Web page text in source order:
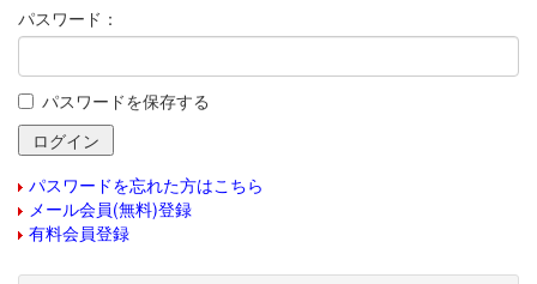
パスワード：
パスワードを保存する
パスワードを忘れた方はこちら
メール会員(無料)登録
有料会員登録